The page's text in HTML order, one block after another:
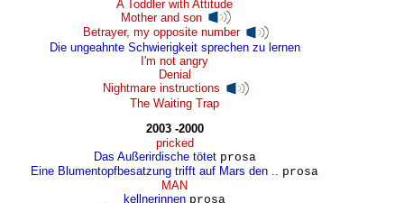
A Toddler with Attitude
Mother and son
Betrayer, my opposite number
Die ungeahnte Schwierigkeit sprechen zu lernen
I'm not angry
Denial
Nightmare instructions
The Waiting Trap
2003 -2000
pricked
Das Außerirdische tötet prosa
Eine Blumentopfbesatzung trifft auf Mars den ..
prosa
MAN
kellnerinnen prosa